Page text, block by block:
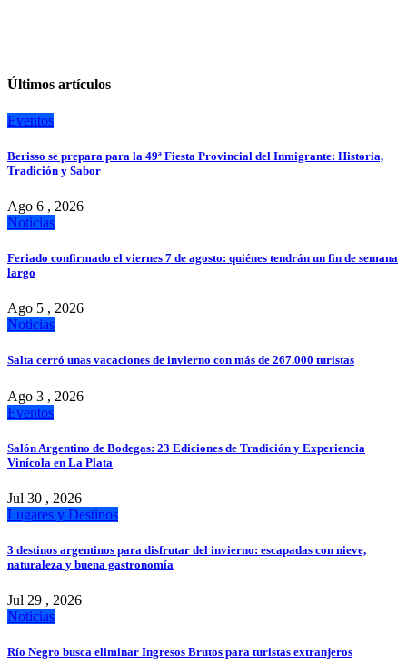
Últimos artículos
Eventos
Berisso se prepara para la 49ª Fiesta Provincial del Inmigrante: Historia,
Tradición y Sabor
Ago 6 , 2026
Noticias
Feriado confirmado el viernes 7 de agosto: quiénes tendrán un fin de semana
largo
Ago 5 , 2026
Noticias
Salta cerró unas vacaciones de invierno con más de 267.000 turistas
Ago 3 , 2026
Eventos
Salón Argentino de Bodegas: 23 Ediciones de Tradición y Experiencia
Vinícola en La Plata
Jul 30 , 2026
Lugares y Destinos
3 destinos argentinos para disfrutar del invierno: escapadas con nieve,
naturaleza y buena gastronomía
Jul 29 , 2026
Noticias
Río Negro busca eliminar Ingresos Brutos para turistas extranjeros